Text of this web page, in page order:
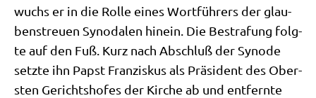
wuchs er in die Rol­le eines Wort­füh­rers der glau­
bens­treu­en Syn­oda­len hin­ein. Die Bestra­fung folg­
te auf den Fuß. Kurz nach Abschluß der Syn­ode
setz­te ihn Papst Fran­zis­kus als Prä­si­dent des Ober­
sten Gerichts­ho­fes der Kir­che ab und ent­fern­te